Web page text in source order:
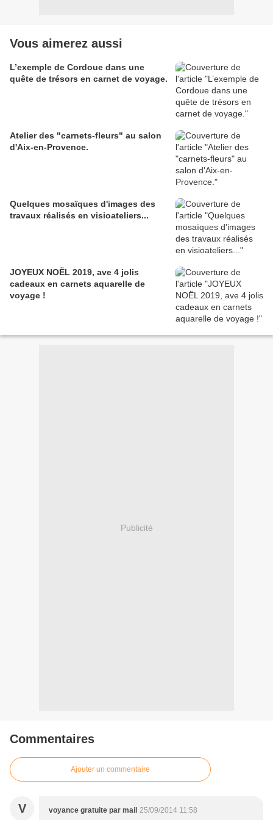
Vous aimerez aussi
L’exemple de Cordoue dans une
quête de trésors en carnet de voyage.
Atelier des "carnets-fleurs" au salon
d'Aix-en-Provence.
Quelques mosaïques d'images des
travaux réalisés en visioateliers...
JOYEUX NOËL 2019, ave 4 jolis
cadeaux en carnets aquarelle de
voyage !
Publicité
Commentaires
Ajouter un commentaire
V voyance gratuite par mail 25/09/2014 11:58